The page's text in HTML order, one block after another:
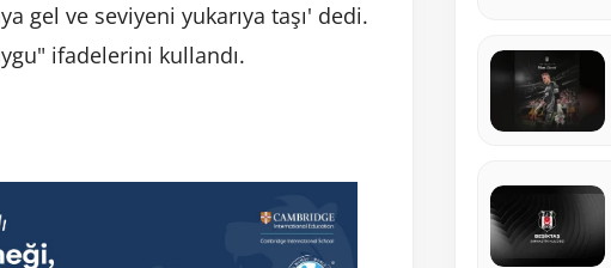
gel ve seviyeni yukarıya taşı' dedi.
ifadelerini kullandı.